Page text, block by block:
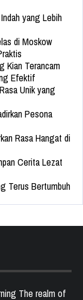
yang Lebih
di Moskow
Kian Terancam
Efektif
Unik yang
Pesona
Rasa Hangat di
Cerita Lezat
Terus Bertumbuh
The realm of